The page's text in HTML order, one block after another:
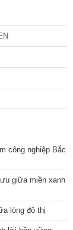
công nghiệp Bắc
giữa miền xanh
lòng đô thị